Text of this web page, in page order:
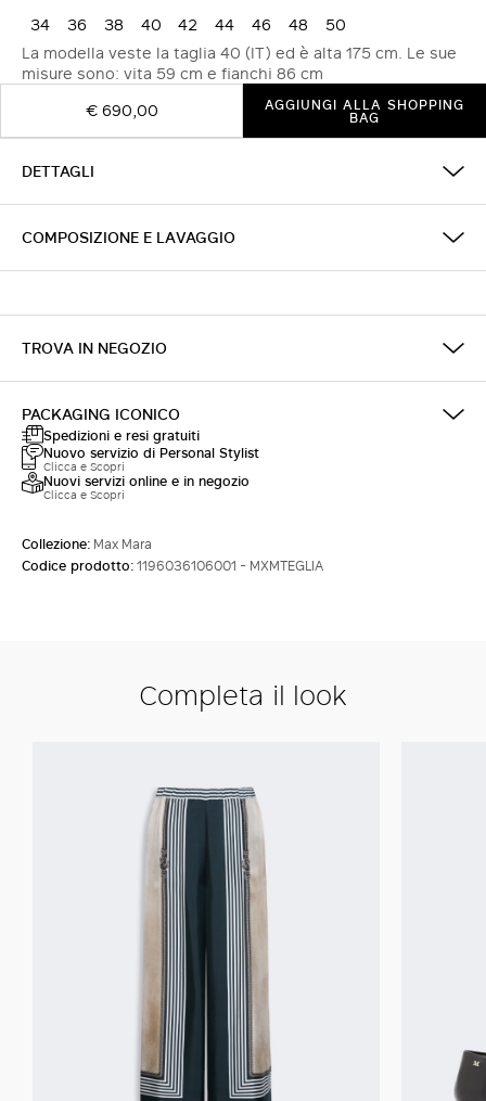
34 36 38 40 42 44 46 48
50
La modella veste la taglia 40 (IT) ed è alta 175 cm. Le sue
misure sono: vita 59 cm e fianchi 86 cm
€ 690,00
AGGIUNGI ALLA SHOPPING
BAG
DETTAGLI
COMPOSIZIONE E LAVAGGIO
TROVA IN NEGOZIO
PACKAGING ICONICO
Spedizioni e resi gratuiti
Nuovo servizio di Personal Stylist
Clicca e Scopri
Nuovi servizi online e in negozio
Clicca e Scopri
Collezione: Max Mara
Codice prodotto:1196036106001 - MXMTEGLIA
Completa il look